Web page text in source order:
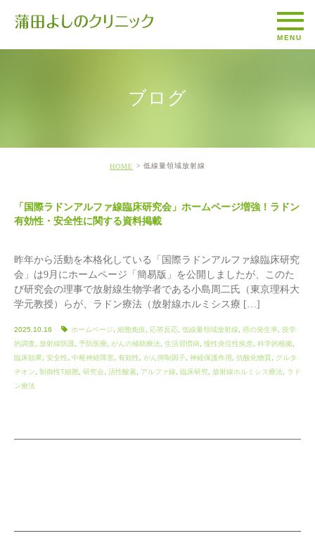
ブログ
HOME 低線量領域放射線
「国際ラドンアルファ線臨床研究会」ホームページ増強！ラドン
有効性・安全性に関する資料掲載
昨年から活動を本格化している「国際ラドンアルファ線臨床研究
会」は9月にホームページ「簡易版」を公開しましたが、このた
び研究会の理事で放射線生物学者である小島周二氏（東京理科大
学元教授）らが、ラドン療法（放射線ホルミシス療 […]
2025.10.16 ホームページ 細胞免疫 応答反応 低線量領域放射線 癌の発生率 疫学
的調査 放射線防護 予防医療 がんの補助療法 生活習慣病 慢性炎症性疾患 科学的根拠
臨床効果 安全性 中枢神経障害 有効性 がん抑制因子 神経保護作用 抗酸化物質
グルタ
チオン
制御性T細胞 研究会 活性酸素 アルファ線 臨床研究 放射線ホルミシス療法
ラド
ン療法